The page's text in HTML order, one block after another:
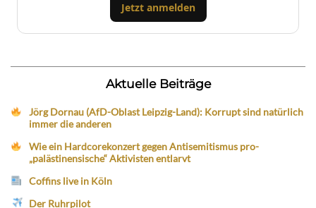
Jetzt anmelden
Aktuelle Beiträge
Jörg Dornau (AfD-Oblast Leipzig-Land): Korrupt sind natürlich
immer die anderen
Wie ein Hardcorekonzert gegen Antisemitismus pro-
„palästinensische“ Aktivisten entlarvt
Coffins live in Köln
Der Ruhrpilot